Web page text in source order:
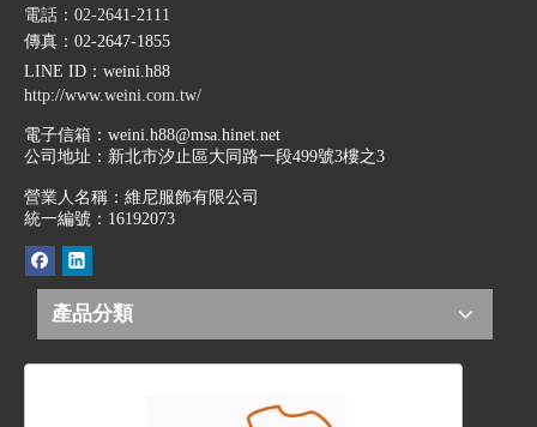
電話：02-2641-2111
傳真：02-2647-1855
LINE ID ：weini.h88
http://www.weini.com.tw/
電子信箱： weini.h88@msa.hinet.net
公司地址： 新北市汐止區大同路一段499號3樓之3
營業人名稱：維尼服飾有限公司
統一編號：16192073
產品分類